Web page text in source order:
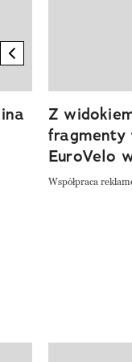
previous element
Z
fragmenty
EuroVelo
Współpraca